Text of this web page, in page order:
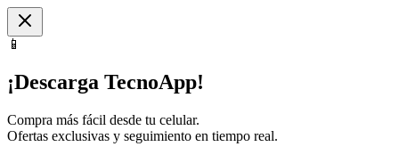
📱
¡Descarga TecnoApp!
Compra más fácil desde tu celular.
Ofertas exclusivas y seguimiento en tiempo real.